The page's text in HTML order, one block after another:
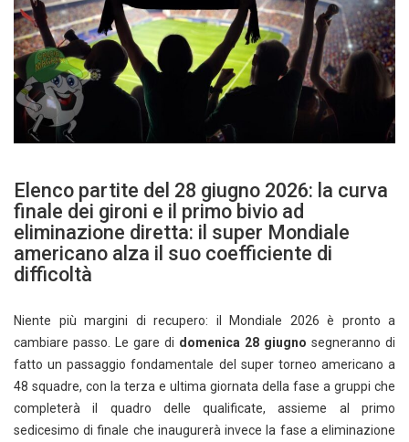
Elenco partite del 28 giugno 2026: la curva
finale dei gironi e il primo bivio ad
eliminazione diretta: il super Mondiale
americano alza il suo coefficiente di
difficoltà
Niente più margini di recupero: il Mondiale 2026 è pronto a
cambiare passo. Le gare di domenica 28 giugno segneranno di
fatto un passaggio fondamentale del super torneo americano a
48 squadre, con la terza e ultima giornata della fase a gruppi che
completerà il quadro delle qualificate, assieme al primo
sedicesimo di finale che inaugurerà invece la fase a eliminazione